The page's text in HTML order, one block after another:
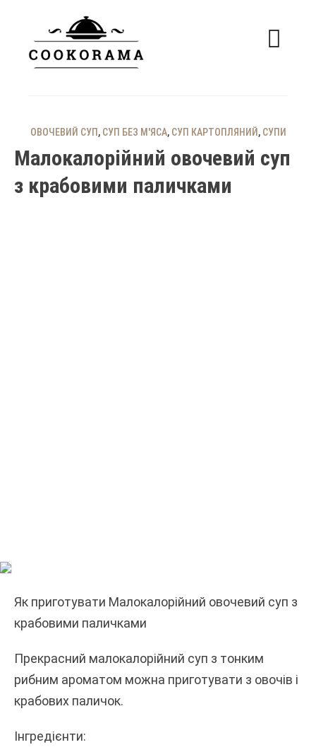
content
ОВОЧЕВИЙ СУП , СУП БЕЗ М'ЯСА, СУП КАРТОПЛЯНИЙ , СУПИ
Малокалорійний овочевий суп
з крабовими паличками
Як приготувати Малокалорійний овочевий суп з
крабовими паличками
Прекрасний малокалорійний суп з тонким
рибним ароматом можна приготувати з овочів і
крабових паличок.
Інгредієнти: